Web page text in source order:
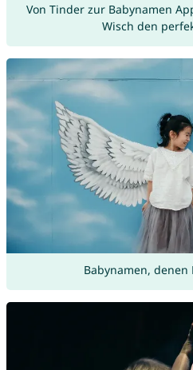
Von Tinder zur Babynamen
Wisch den
Babynamen, denen